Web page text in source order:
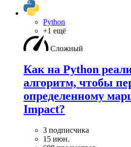
Python
+1 ещё
Сложный
Как на Python
алгоритм, чтобы
определенному
Impact?
3 подписчика
15 июн.